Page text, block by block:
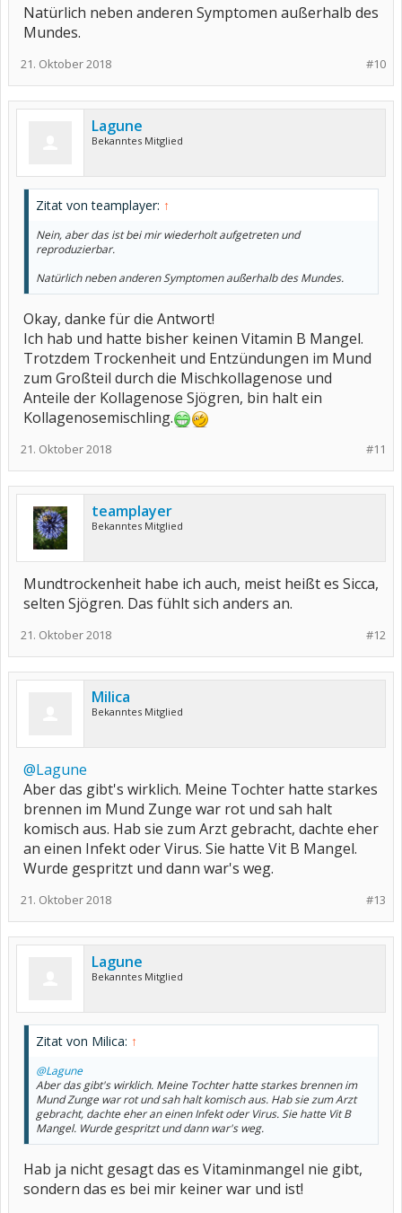
Natürlich neben anderen Symptomen außerhalb des
Mundes.
#10
21. Oktober 2018
Lagune
Bekanntes Mitglied
Zitat von teamplayer: ↑
Nein, aber das ist bei mir wiederholt aufgetreten und
reproduzierbar.
Natürlich neben anderen Symptomen außerhalb des Mundes.
Okay, danke für die Antwort!
Ich hab und hatte bisher keinen Vitamin B Mangel.
Trotzdem Trockenheit und Entzündungen im Mund
zum Großteil durch die Mischkollagenose und
Anteile der Kollagenose Sjögren, bin halt ein
Kollagenosemischling.
#11
21. Oktober 2018
teamplayer
Bekanntes Mitglied
Mundtrockenheit habe ich auch, meist heißt es Sicca,
selten Sjögren. Das fühlt sich anders an.
#12
21. Oktober 2018
Milica
Bekanntes Mitglied
@Lagune
Aber das gibt's wirklich. Meine Tochter hatte starkes
brennen im Mund Zunge war rot und sah halt
komisch aus. Hab sie zum Arzt gebracht, dachte eher
an einen Infekt oder Virus. Sie hatte Vit B Mangel.
Wurde gespritzt und dann war's weg.
#13
21. Oktober 2018
Lagune
Bekanntes Mitglied
Zitat von Milica: ↑
@Lagune
Aber das gibt's wirklich. Meine Tochter hatte starkes brennen im
Mund Zunge war rot und sah halt komisch aus. Hab sie zum Arzt
gebracht, dachte eher an einen Infekt oder Virus. Sie hatte Vit B
Mangel. Wurde gespritzt und dann war's weg.
Hab ja nicht gesagt das es Vitaminmangel nie gibt,
sondern das es bei mir keiner war und ist!